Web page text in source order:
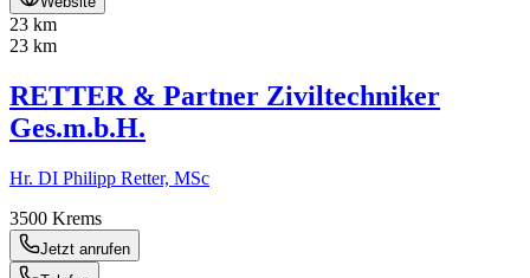
23 km
23 km
RETTER & Partner Ziviltechniker
Ges.m.b.H.
Hr. DI Philipp Retter, MSc
3500 Krems
Jetzt anrufen